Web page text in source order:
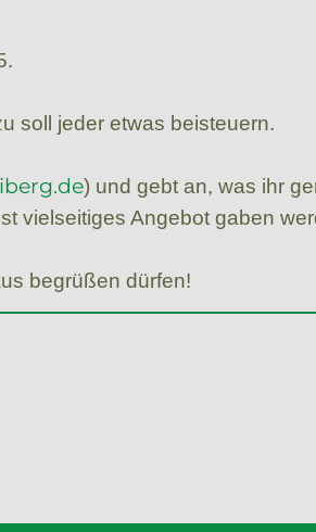
soll jeder etwas beisteuern.
) und gebt an, was ihr
vielseitiges Angebot gaben
begrüßen dürfen!